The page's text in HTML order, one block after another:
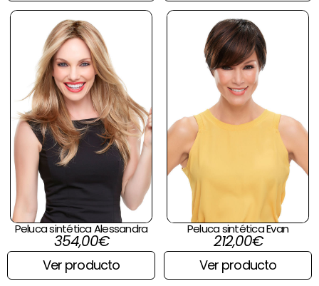
Peluca sintética Alessandra
354,00€
Ver producto
Peluca sintética Evan
212,00€
Ver producto